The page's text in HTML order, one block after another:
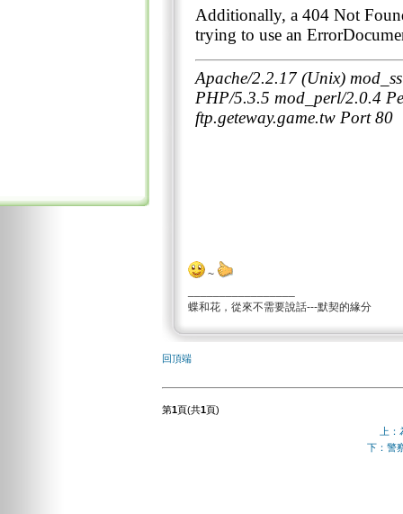
~
蝶和花，從來不需要說話---默契的緣分
回頂端
第1頁(共1頁)
上
下：警